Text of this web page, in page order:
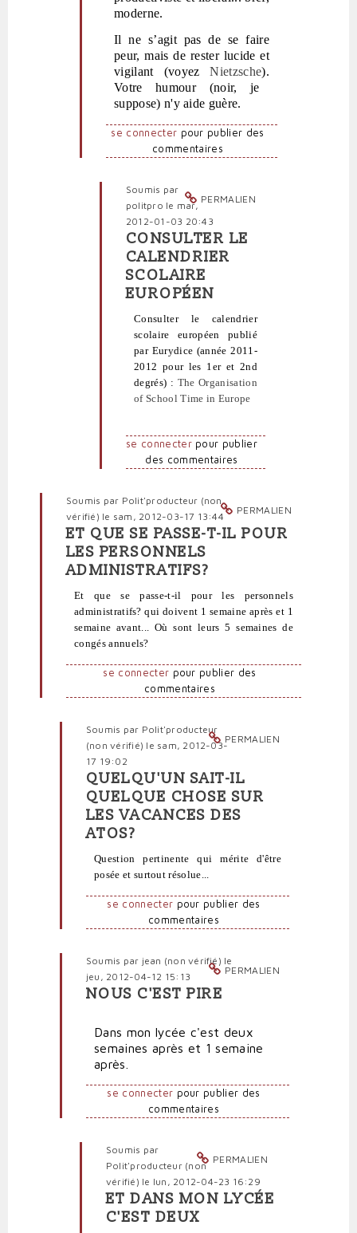
moderne.
Il ne s’agit pas de se faire
peur, mais de rester lucide et
vigilant (voyezNietzsche).
Votre humour (noir, je
suppose) n'y aide guère.
se connecter pour publier des
commentaires
PERMALIEN
Soumis par
politpro le mar,
2012-01-03 20:43
En
réponse
à
Calendrier
sérénité
politpro
CONSULTER LE
CALENDRIER
SCOLAIRE
EUROPÉEN
Consulter le calendrier
scolaire européen publié
par Eurydice (année 2011-
2012 pour les 1er et 2nd
degrés) : The Organisation
of School Time in Europe
se connecterpour publier
des commentaires
PERMALIEN
Soumis par Polit'producteur (non
vérifié) le sam, 2012-03-17 13:44
En
réponse
à
J'ai
neoprofs.org
(non
ET QUE SE PASSE-T-IL POUR
LES PERSONNELS
ADMINISTRATIFS?
Et que se passe-t-il pour les personnels
administratifs? qui doivent 1 semaine après et 1
semaine avant... Où sont leurs 5 semaines de
congés annuels?
se connecter pour publier des
commentaires
PERMALIEN
Soumis par Polit'producteur
(non vérifié) le sam, 2012-03-
17 19:02
En
réponse
à
Et
passe-
t-
pour
personnels
administratifs?
par
(non
QUELQU'UN SAIT-IL
QUELQUE CHOSE SUR
LES VACANCES DES
ATOS?
Question pertinente qui mérite d'être
posée et surtout résolue...
se connecter pour publier des
commentaires
PERMALIEN
Soumis par jean (non vérifié) le
jeu, 2012-04-12 15:13
En
Et
que
se
passe-
pour
personnels
administratifs?
Polit'producteur
NOUS C'EST PIRE
Dans mon lycée c'est deux
semaines après et 1 semaine
après.
se connecter pour publier des
commentaires
PERMALIEN
Soumis par
Polit'producteur (non
vérifié) le lun, 2012-04-23 16:29
En
réponse
ET DANS MON LYCÉE
C'EST DEUX